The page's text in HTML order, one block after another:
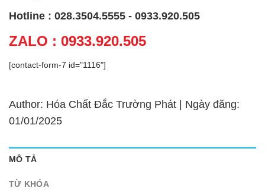
Hotline : 028.3504.5555 - 0933.920.505
ZALO : 0933.920.505
[contact-form-7 id="1116"]
Author: Hóa Chất Đắc Trường Phát | Ngày đăng:
01/01/2025
MÔ TẢ
TỪ KHÓA